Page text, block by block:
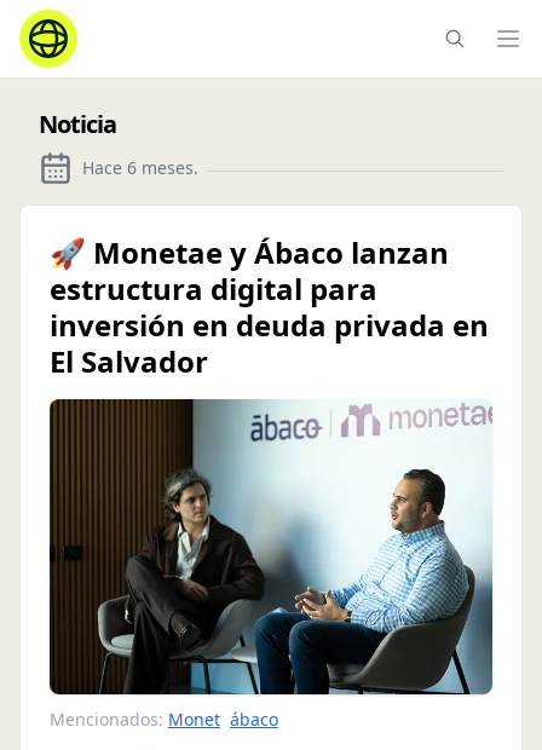
Noticia
Hace 6 meses.
🚀 Monetae y Ábaco lanzan
estructura digital para
inversión en deuda privada en
El Salvador
Mencionados: Monet ábaco